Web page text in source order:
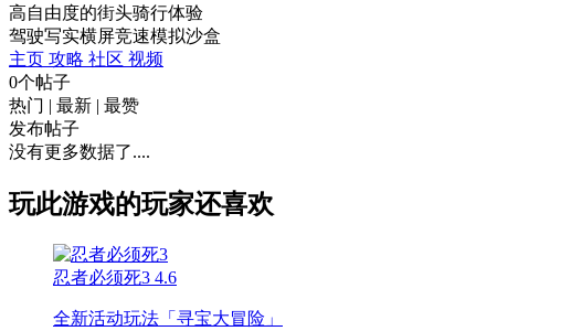
高自由度的街头骑行体验
驾驶写实横屏竞速模拟沙盒
主页 攻略 社区 视频
0个帖子
热门 | 最新 | 最赞
发布帖子
没有更多数据了....
玩此游戏的玩家还喜欢
忍者必须死3 4.6
全新活动玩法「寻宝大冒险」